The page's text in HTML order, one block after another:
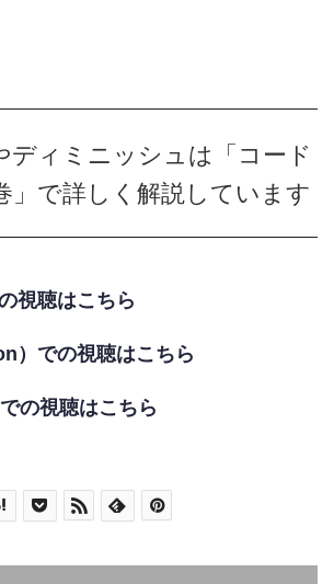
ディミニッシュは「コード
」で詳しく解説しています
視聴はこちら
）での視聴はこちら
の視聴はこちら